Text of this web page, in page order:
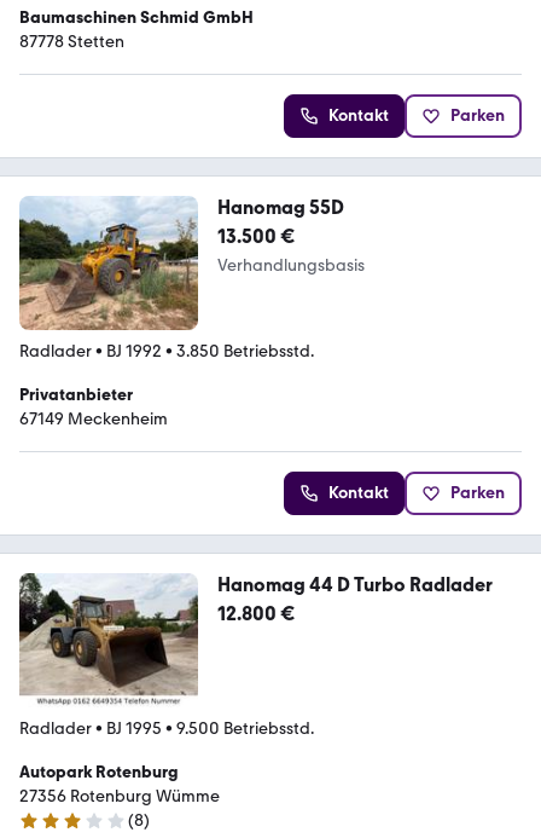
Baumaschinen Schmid GmbH
87778 Stetten
Kontakt Parken
Hanomag 55D
13.500 €
Verhandlungsbasis
Radlader• BJ 1992 • 3.850 Betriebsstd.
Privatanbieter
67149 Meckenheim
Kontakt Parken
Hanomag 44 D Turbo Radlader
12.800 €
Radlader• BJ 1995 • 9.500 Betriebsstd.
Autopark Rotenburg
27356 Rotenburg Wümme
3 Sterne
(8)